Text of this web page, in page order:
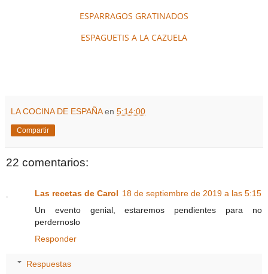
ESPARRAGOS GRATINADOS
ESPAGUETIS A LA CAZUELA
LA COCINA DE ESPAÑA en 5:14:00
Compartir
22 comentarios:
Las recetas de Carol 18 de septiembre de 2019 a las 5:15
Un evento genial, estaremos pendientes para no
perdernoslo
Responder
Respuestas